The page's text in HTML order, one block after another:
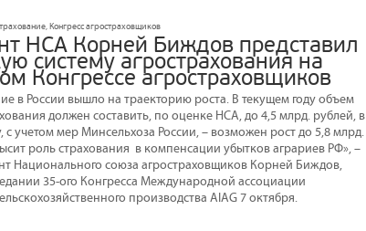
Конгресс агростраховщиков
НСА Корней Биждов представил
систему агрострахования на
Конгрессе агростраховщиков
в России вышло на траекторию роста. В текущем году объем
должен составить, по оценке НСА, до 4,5 млрд. рублей, в
с учетом мер Минсельхоза России, – возможен рост до 5,8 млрд.
роль страхования в компенсации убытков аграриев РФ», –
Национального союза агростраховщиков Корней Биждов,
35-ого Конгресса Международной ассоциации
производства AIAG 7 октября.